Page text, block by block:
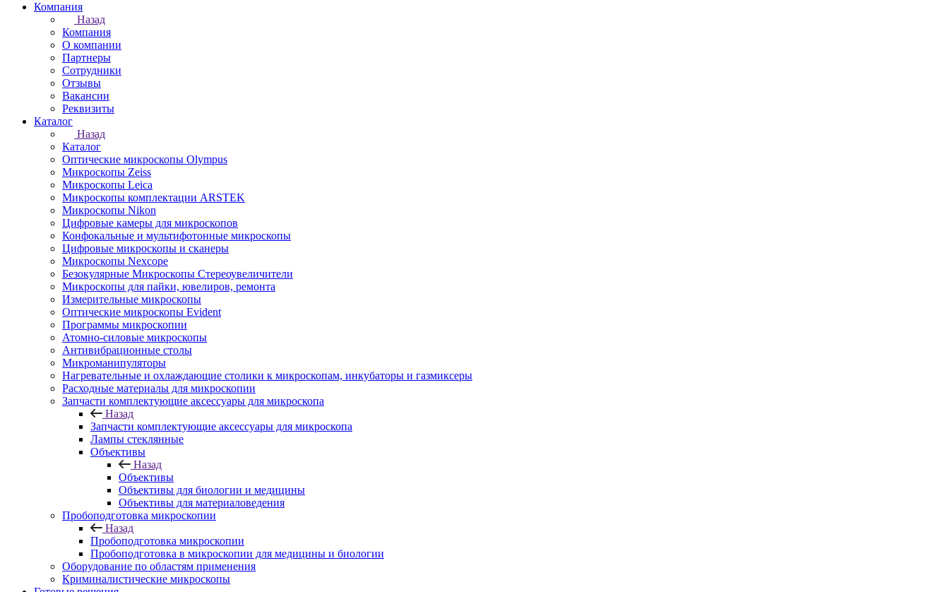
Компания
Назад
Компания
О компании
Партнеры
Сотрудники
Отзывы
Вакансии
Реквизиты
Каталог
Назад
Каталог
Оптические микроскопы Olympus
Микроскопы Zeiss
Микроскопы Leica
Микроскопы комплектации ARSTEK
Микроскопы Nikon
Цифровые камеры для микроскопов
Конфокальные и мультифотонные микроскопы
Цифровые микроскопы и сканеры
Микроскопы Nexcope
Безокулярные Микроскопы Стереоувеличители
Микроскопы для пайки, ювелиров, ремонта
Измерительные микроскопы
Оптические микроскопы Evident
Программы микроскопии
Атомно-силовые микроскопы
Антивибрационные столы
Микроманипуляторы
Нагревательные и охлаждающие столики к микроскопам, инкубаторы и газмиксеры
Расходные материалы для микроскопии
Запчасти комплектующие аксессуары для микроскопа
Назад
Запчасти комплектующие аксессуары для микроскопа
Лампы стеклянные
Объективы
Назад
Объективы
Объективы для биологии и медицины
Объективы для материаловедения
Пробоподготовка микроскопии
Назад
Пробоподготовка микроскопии
Пробоподготовка в микроскопии для медицины и биологии
Оборудование по областям применения
Криминалистические микроскопы